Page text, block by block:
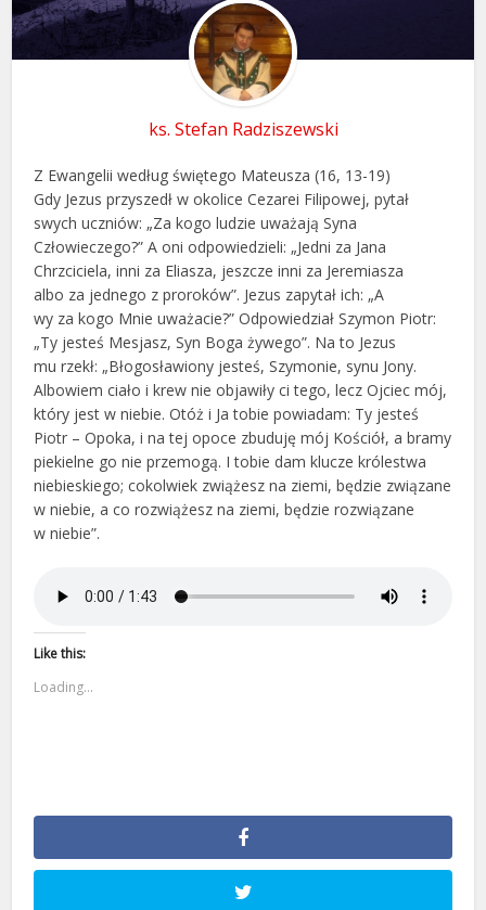
ks. Stefan Radziszewski
Z Ewangelii według świętego Mateusza (16, 13-19)
Gdy Jezus przyszedł w okolice Cezarei Filipowej, pytał
swych uczniów: „Za kogo ludzie uważają Syna
Człowieczego?” A oni odpowiedzieli: „Jedni za Jana
Chrzciciela, inni za Eliasza, jeszcze inni za Jeremiasza
albo za jednego z proroków”. Jezus zapytał ich: „A
wy za kogo Mnie uważacie?” Odpowiedział Szymon Piotr:
„Ty jesteś Mesjasz, Syn Boga żywego”. Na to Jezus
mu rzekł: „Błogosławiony jesteś, Szymonie, synu Jony.
Albowiem ciało i krew nie objawiły ci tego, lecz Ojciec mój,
który jest w niebie. Otóż i Ja tobie powiadam: Ty jesteś
Piotr – Opoka, i na tej opoce zbuduję mój Kościół, a bramy
piekielne go nie przemogą. I tobie dam klucze królestwa
niebieskiego; cokolwiek zwiążesz na ziemi, będzie związane
w niebie, a co rozwiążesz na ziemi, będzie rozwiązane
w niebie”.
Like this:
Loading...